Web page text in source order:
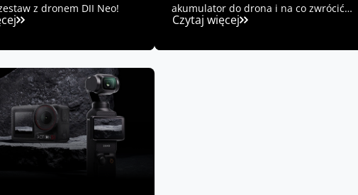
z dronem DJI Neo!
akumulator do drona i na co zwrócić
uwagę przy zakupie.
Czytaj więcej